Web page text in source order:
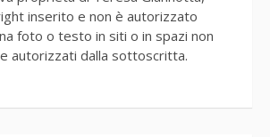
inserito e non è autorizzato
foto o testo in siti o in spazi non
autorizzati dalla sottoscritta.